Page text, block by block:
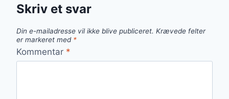
Skriv et svar
Din e-mailadresse vil ikke blive publiceret. Krævede felter
er markeret med *
Kommentar *